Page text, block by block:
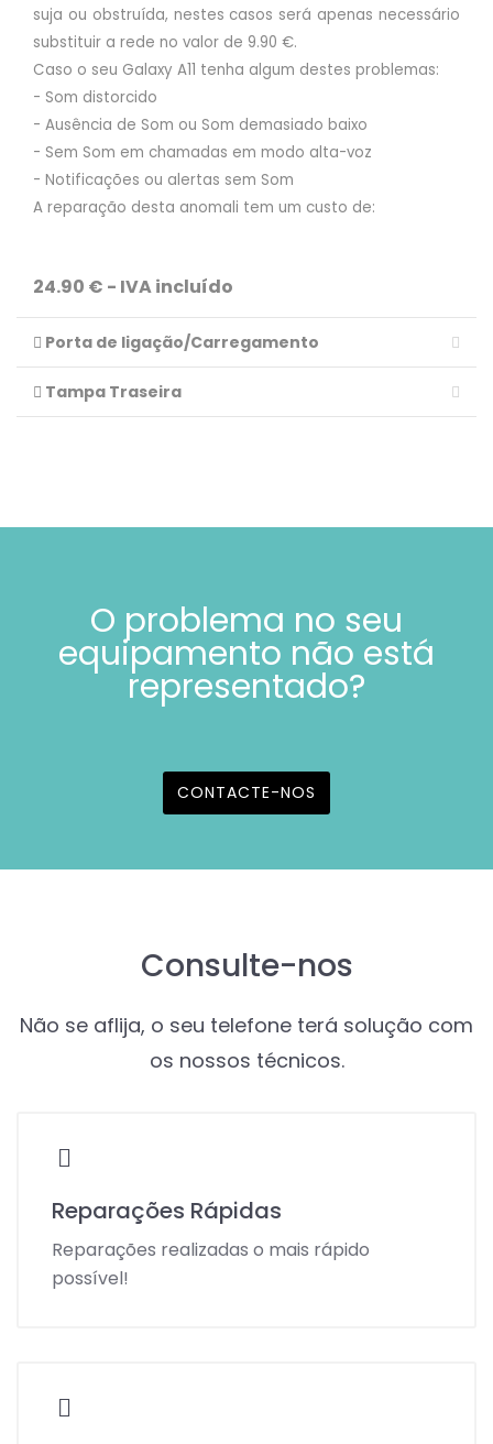
suja ou obstruída, nestes casos será apenas necessário
substituir a rede no valor de 9.90 €.
Caso o seu Galaxy A11 tenha algum destes problemas:
- Som distorcido
- Ausência de Som ou Som demasiado baixo
- Sem Som em chamadas em modo alta-voz
- Notificações ou alertas sem Som
A reparação desta anomali tem um custo de:
24.90 € - IVA incluído
Porta de ligação/Carregamento
Tampa Traseira
O problema no seu
equipamento não está
representado?
CONTACTE-NOS
Consulte-nos
Não se aflija, o seu telefone terá solução com
os nossos técnicos.
Reparações Rápidas
Reparações realizadas o mais rápido
possível!